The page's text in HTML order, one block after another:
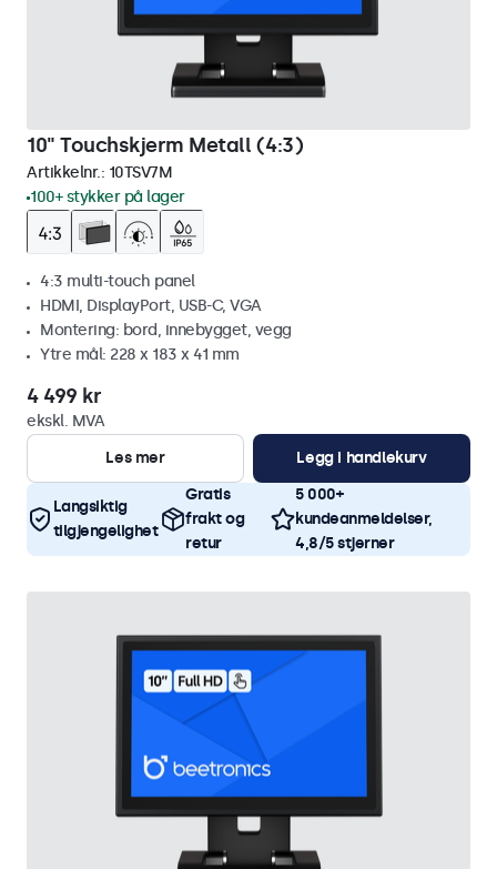
10" Touchskjerm Metall (4:3)
Artikkelnr.: 10TSV7M
100+ stykker på lager
4:3 multi-touch panel
HDMI, DisplayPort, USB-C, VGA
Montering: bord, innebygget, vegg
Ytre mål: 228 x 183 x 41 mm
4 499 kr
ekskl. MVA
Les mer
Legg i handlekurv
Langsiktig
tilgjengelighet
Gratis
frakt og
retur
5 000+
kundeanmeldelser,
4,8/5 stjerner